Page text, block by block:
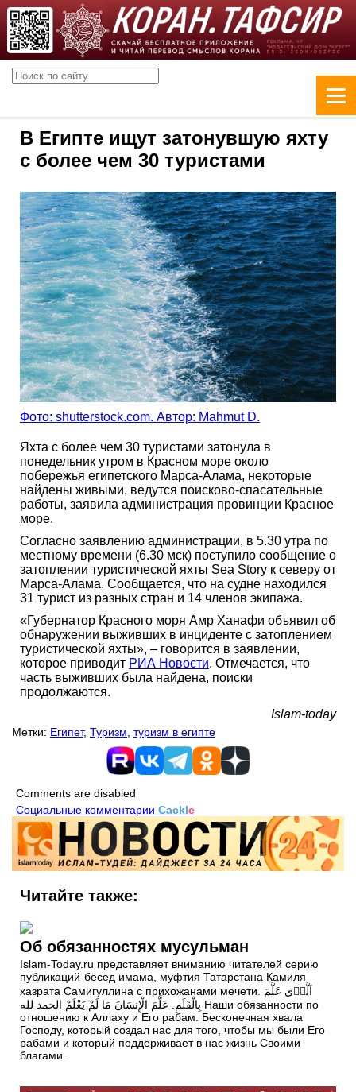
В Египте ищут затонувшую яхту
с более чем 30 туристами
Фото: shutterstock.com. Автор: Mahmut D.
Яхта с более чем 30 туристами затонула в
понедельник утром в Красном море около
побережья египетского Марса-Алама, некоторые
найдены живыми, ведутся поисково-спасательные
работы, заявила администрация провинции Красное
море.
Согласно заявлению администрации, в 5.30 утра по
местному времени (6.30 мск) поступило сообщение о
затоплении туристической яхты Sea Story к северу от
Марса-Алама. Сообщается, что на судне находился
31 турист из разных стран и 14 членов экипажа.
«Губернатор Красного моря Амр Ханафи объявил об
обнаружении выживших в инциденте с затоплением
туристической яхты», – говорится в заявлении,
которое приводит РИА Новости. Отмечается, что
часть выживших была найдена, поиски
продолжаются.
Islam-today
Метки: Египет, Туризм туризм в египте
Comments are disabled
Социальные комментарии Cackle
Читайте также:
Об обязанностях мусульман
Islam-Today.ru представляет вниманию читателей серию
публикаций-бесед имама, муфтия Татарстана Камиля
хазрата Самигуллина с прихожанами мечети. اَلَّذٖى عَلَّمَ
بِالْقَلَمِ. عَلَّمَ الْإِنسَانَ مَا لَمْ يَعْلَمْ الحمد لله Наши обязанности по
отношению к Аллаху и Его рабам. Бесконечная хвала
Господу, который создал нас для того, чтобы мы были Его
рабами и который поддерживает в нас жизнь Своими
благами.